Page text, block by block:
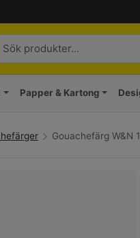
Papper & Kartong
Gouachefärg W&N